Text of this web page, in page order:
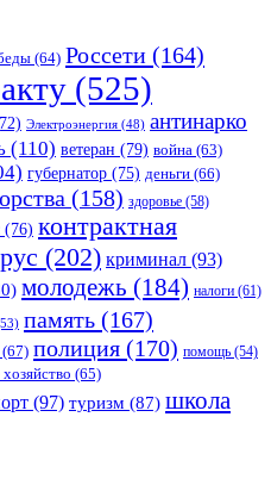
(64) Россети (164)
(525)
Электроэнергия (48) антинарко
(110) ветеран (79) война (63)
губернатор (75) деньги (66)
(158) здоровье (58)
(76) контрактная
(202) криминал (93)
молодежь (184) налоги (61)
память (167)
(67) полиция (170) помощь (54)
хозяйство (65)
(97) туризм (87) школа